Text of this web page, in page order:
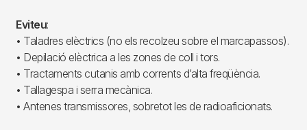
Eviteu:
• Taladres elèctrics (no els recolzeu sobre el marcapassos).
• Depilació elèctrica a les zones de coll i tors.
• Tractaments cutanis amb corrents d’alta freqüència.
• Tallagespa i serra mecànica.
• Antenes transmissores, sobretot les de radioaficionats.